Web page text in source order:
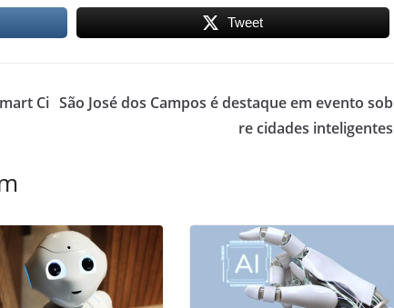
Tweet
Ci São José dos Campos é destaque em evento sob
re cidades inteligentes